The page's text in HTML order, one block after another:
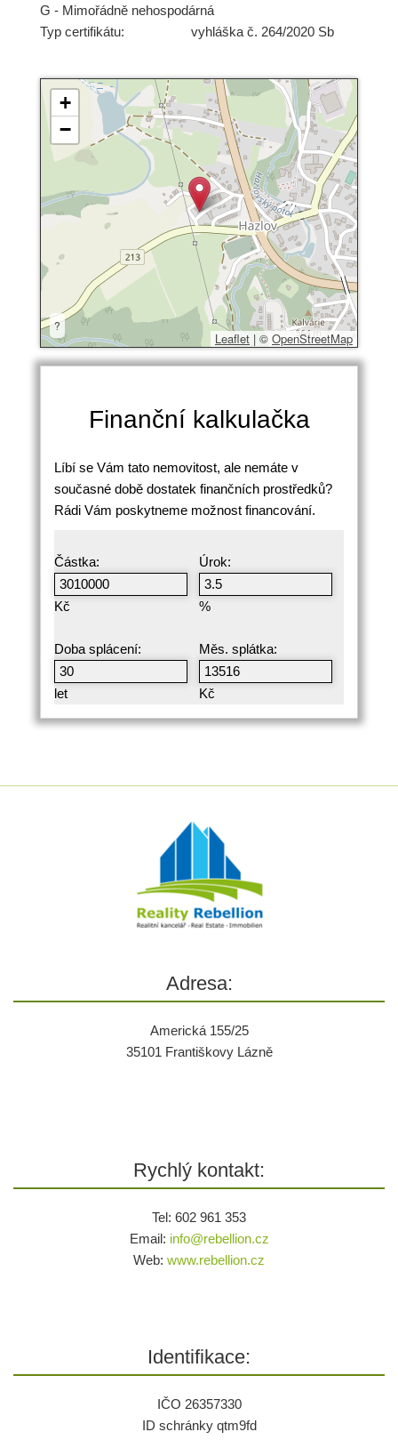
G - Mimořádně nehospodárná
Typ certifikátu:
vyhláška č. 264/2020 Sb
+
−
?
Leaflet | © OpenStreetMap
Finanční kalkulačka
Líbí se Vám tato nemovitost, ale nemáte v
současné době dostatek finančních prostředků?
Rádi Vám poskytneme možnost financování.
Částka:
Kč
Úrok:
%
Doba splácení:
let
Měs. splátka:
Kč
Adresa:
Americká 155/25
35101 Františkovy Lázně
Rychlý kontakt:
Tel: 602 961 353
Email: info@rebellion.cz
Web: www.rebellion.cz
Identifikace:
IČO 26357330
ID schránky qtm9fd